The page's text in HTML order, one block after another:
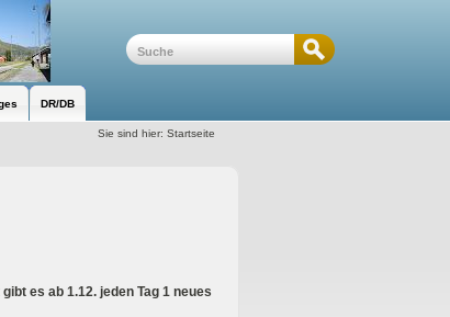
DR/DB
Sie sind hier:Startseite
es ab 1.12. jeden Tag 1 neues